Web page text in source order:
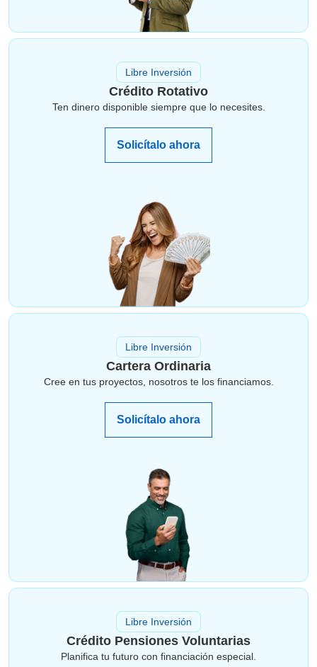
Libre Inversión
Crédito Rotativo
Ten dinero disponible siempre que lo necesites.
Solicítalo ahora
Libre Inversión
Cartera Ordinaria
Cree en tus proyectos, nosotros te los financiamos.
Solicítalo ahora
Libre Inversión
Crédito Pensiones Voluntarias
Planifica tu futuro con financiación especial.